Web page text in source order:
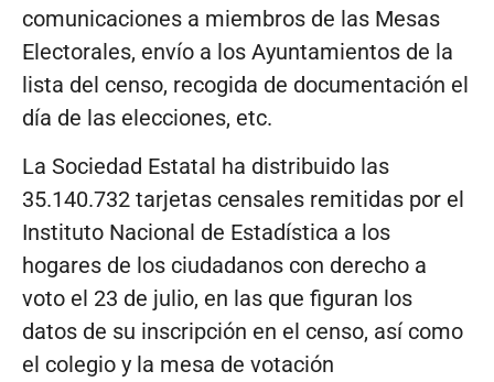
comunicaciones a miembros de las Mesas
Electorales, envío a los Ayuntamientos de la
lista del censo, recogida de documentación el
día de las elecciones, etc.
La Sociedad Estatal ha distribuido las
35.140.732 tarjetas censales remitidas por el
Instituto Nacional de Estadística a los
hogares de los ciudadanos con derecho a
voto el 23 de julio, en las que figuran los
datos de su inscripción en el censo, así como
el colegio y la mesa de votación